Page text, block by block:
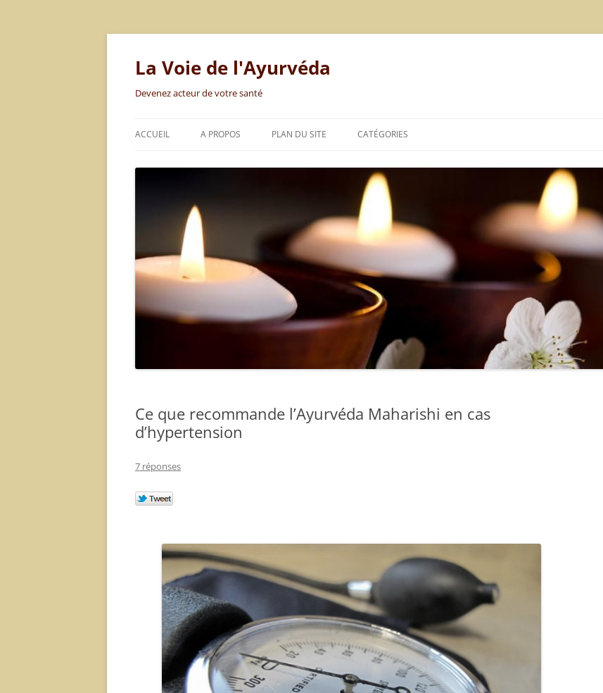
Aller
La Voie de l'Ayurvéda
Devenez acteur de votre santé
ACCUEIL A PROPOS PLAN DU SITE CATÉGORIES
ALIMENTATION
REPOS
LE POINT DE VUE DE L’AYURVÉDA
TECHNIQUES DE L’AYURVÉDA
THÉORIES
Ce que recommande l’Ayurvéda Maharishi en cas
d’hypertension
7 réponses